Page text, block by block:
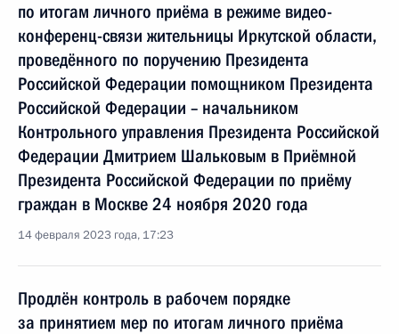
по итогам личного приёма в режиме видео-
конференц-связи жительницы Иркутской области,
проведённого по поручению Президента
Российской Федерации помощником Президента
Российской Федерации – начальником
Контрольного управления Президента Российской
Федерации Дмитрием Шальковым в Приёмной
Президента Российской Федерации по приёму
граждан в Москве 24 ноября 2020 года
14 февраля 2023 года, 17:23
Продлён контроль в рабочем порядке
за принятием мер по итогам личного приёма